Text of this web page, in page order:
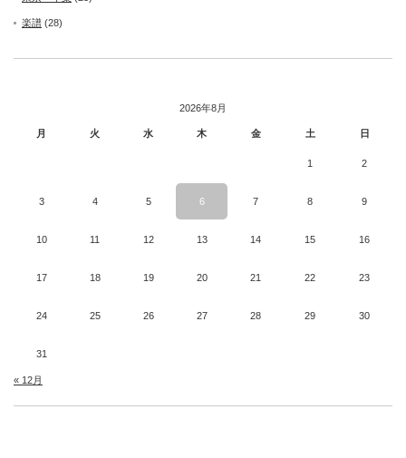
楽譜 (28)
2026年8月
月 火 水 木 金 土 日
1 2
3 4 5 6 7 8 9
10 11 12 13 14 15 16
17 18 19 20 21 22 23
24 25 26 27 28 29 30
31
« 12月